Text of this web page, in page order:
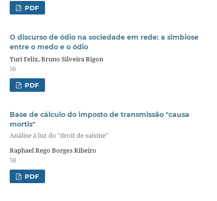
PDF
O discurso de ódio na sociedade em rede: a simbiose
entre o medo e o ódio
Yuri Felix, Bruno Silveira Rigon
16
PDF
Base de cálculo do imposto de transmissão "causa
mortis"
Análise à luz do "droit de saisine"
Raphael Rego Borges Ribeiro
18
PDF